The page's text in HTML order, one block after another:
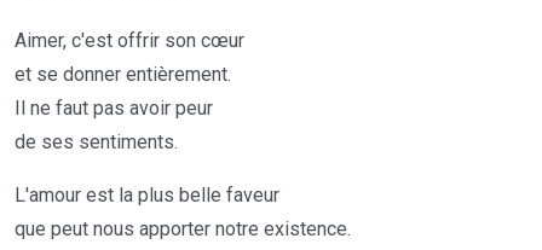
Aimer, c'est offrir son cœur
et se donner entièrement.
Il ne faut pas avoir peur
de ses sentiments.
L'amour est la plus belle faveur
que peut nous apporter notre existence.